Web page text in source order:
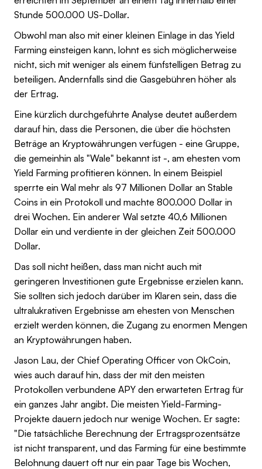
Stunde 500.000 US-Dollar.
Obwohl man also mit einer kleinen Einlage in das Yield
Farming einsteigen kann, lohnt es sich möglicherweise
nicht, sich mit weniger als einem fünfstelligen Betrag zu
beteiligen. Andernfalls sind die Gasgebühren höher als
der Ertrag.
Eine kürzlich durchgeführte Analyse deutet außerdem
darauf hin, dass die Personen, die über die höchsten
Beträge an Kryptowährungen verfügen - eine Gruppe,
die gemeinhin als "Wale" bekannt ist -, am ehesten vom
Yield Farming profitieren können. In einem Beispiel
sperrte ein Wal mehr als 97 Millionen Dollar an Stable
Coins in ein Protokoll und machte 800.000 Dollar in
drei Wochen. Ein anderer Wal setzte 40,6 Millionen
Dollar ein und verdiente in der gleichen Zeit 500.000
Dollar.
Das soll nicht heißen, dass man nicht auch mit
geringeren Investitionen gute Ergebnisse erzielen kann.
Sie sollten sich jedoch darüber im Klaren sein, dass die
ultralukrativen Ergebnisse am ehesten von Menschen
erzielt werden können, die Zugang zu enormen Mengen
an Kryptowährungen haben.
Jason Lau, der Chief Operating Officer von OkCoin,
wies auch darauf hin, dass der mit den meisten
Protokollen verbundene APY den erwarteten Ertrag für
ein ganzes Jahr angibt. Die meisten Yield-Farming-
Projekte dauern jedoch nur wenige Wochen. Er sagte:
"Die tatsächliche Berechnung der Ertragsprozentsätze
ist nicht transparent, und das Farming für eine bestimmte
Belohnung dauert oft nur ein paar Tage bis Wochen,